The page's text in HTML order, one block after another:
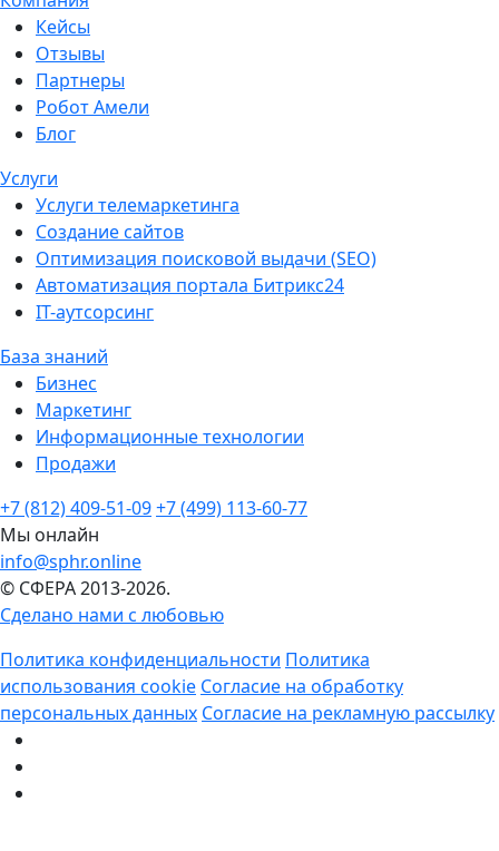
Кейсы
Отзывы
Партнеры
Робот Амели
Блог
Услуги
Услуги телемаркетинга
Создание сайтов
Оптимизация поисковой выдачи (SEO)
Автоматизация портала Битрикс24
IT-аутсорсинг
База знаний
Бизнес
Маркетинг
Информационные технологии
Продажи
+7 (812) 409-51-09+7 (499) 113-60-77
Мы онлайн
info@sphr.online
© СФЕРА 2013-2026.
Сделано нами с любовью
Политика конфиденциальности Политика
использования cookie Согласие на обработку
персональных данных Согласие на рекламную рассылку